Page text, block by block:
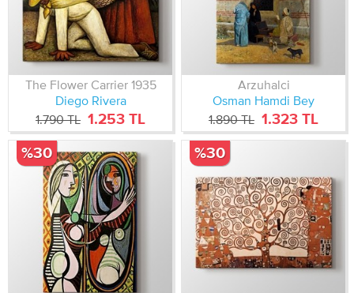
The Flower Carrier 1935
Diego Rivera
1.790 TL 1.253 TL
Arzuhalci
Osman Hamdi Bey
1.890 TL 1.323 TL
%30 %30